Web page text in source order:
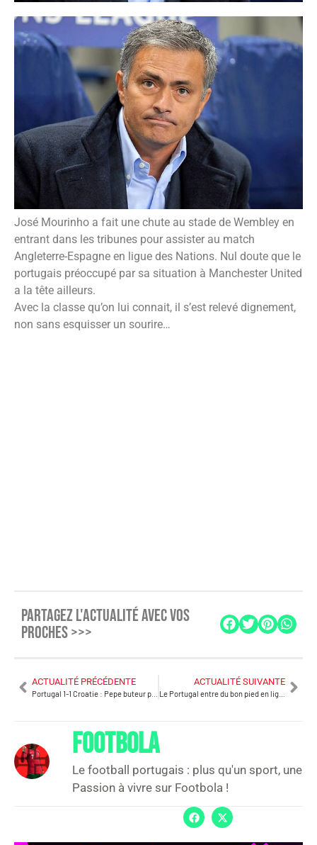
José Mourinho a fait une chute au stade de Wembley en
entrant dans les tribunes pour assister au match
Angleterre-Espagne en ligue des Nations. Nul doute que le
portugais préoccupé par sa situation à Manchester United
a la tête ailleurs.
Avec la classe qu’on lui connait, il s’est relevé dignement,
non sans esquisser un sourire…
PARTAGEZ L'ACTUALITÉ AVEC VOS
PROCHES >>>
ACTUALITÉ PRÉCÉDENTE ACTUALITÉ SUIVANTE
FOOTBOLA
Le football portugais : plus qu'un sport, une
Passion à vivre sur Footbola !